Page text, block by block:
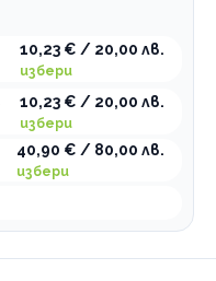
10,23 € / 20,00 лв.
избери
10,23 € / 20,00 лв.
избери
40,90 € / 80,00 лв.
избери